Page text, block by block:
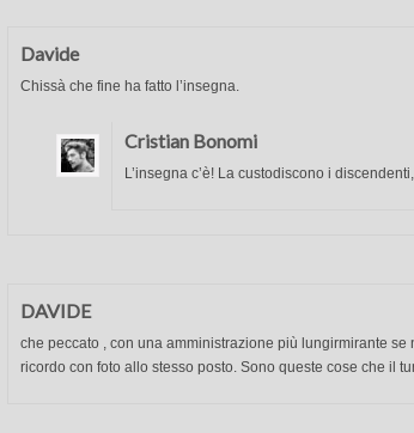
Davide
Chissà che fine ha fatto l’insegna.
Cristian Bonomi
L’insegna c’è! La custodiscono i
DAVIDE
che peccato , con una amministrazione più lungirmirante
ricordo con foto allo stesso posto. Sono queste cose che il